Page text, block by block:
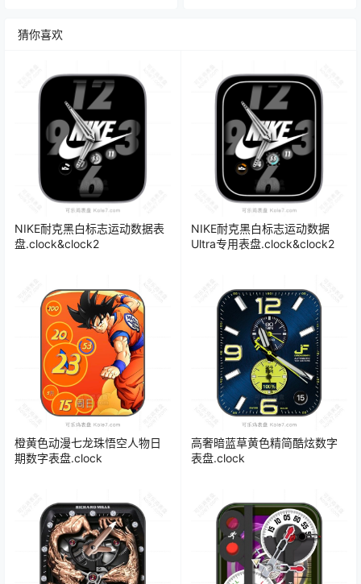
猜你喜欢
NIKE耐克黑白标志运动数据表
盘.clock&clock2
NIKE耐克黑白标志运动数据
Ultra专用表盘.clock&clock2
橙黄色动漫七龙珠悟空人物日
期数字表盘.clock
高奢暗蓝草黄色精简酷炫数字
表盘.clock